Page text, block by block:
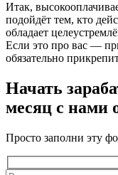
Итак,
подойдёт тем, кто
обладает
Если это про вас —
обязательно
Начать
месяц с нами
Просто заполни эту